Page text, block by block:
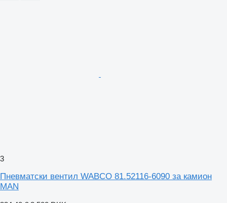
3
Пневматски вентил WABCO 81.52116-6090 за камион
MAN